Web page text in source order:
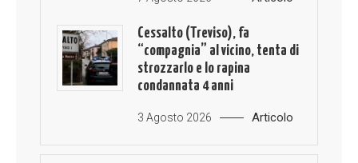
Cessalto (Treviso), fa
“compagnia” al vicino, tenta di
strozzarlo e lo rapina
condannata 4 anni
3 Agosto 2026 Articolo